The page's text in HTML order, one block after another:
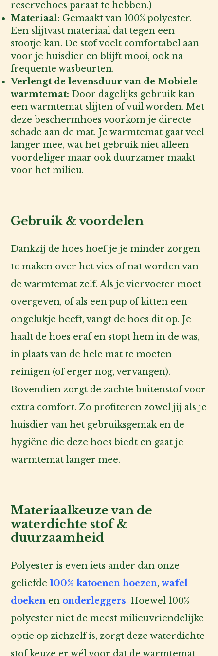
reservehoes paraat te hebben.)
Materiaal: Gemaakt van 100% polyester.
Een slijtvast materiaal dat tegen een
stootje kan. De stof voelt comfortabel aan
voor je huisdier en blijft mooi, ook na
frequente wasbeurten.
Verlengt de levensduur van de Mobiele
warmtemat: Door dagelijks gebruik kan
een warmtemat slijten of vuil worden. Met
deze beschermhoes voorkom je directe
schade aan de mat. Je warmtemat gaat veel
langer mee, wat het gebruik niet alleen
voordeliger maar ook duurzamer maakt
voor het milieu.
Gebruik & voordelen
Dankzij de hoes hoef je je minder zorgen
te maken over het vies of nat worden van
de warmtemat zelf. Als je viervoeter moet
overgeven, of als een pup of kitten een
ongelukje heeft, vangt de hoes dit op. Je
haalt de hoes eraf en stopt hem in de was,
in plaats van de hele mat te moeten
reinigen (of erger nog, vervangen).
Bovendien zorgt de zachte buitenstof voor
extra comfort. Zo profiteren zowel jij als je
huisdier van het gebruiksgemak en de
hygiëne die deze hoes biedt en gaat je
warmtemat langer mee.
Materiaalkeuze van de
waterdichte stof &
duurzaamheid
Polyester is even iets ander dan onze
geliefde100% katoenen hoezen,wafel
doeken en onderleggers. Hoewel 100%
polyester niet de meest milieuvriendelijke
optie op zichzelf is, zorgt deze waterdichte
stof keuze er wél voor dat de warmtemat